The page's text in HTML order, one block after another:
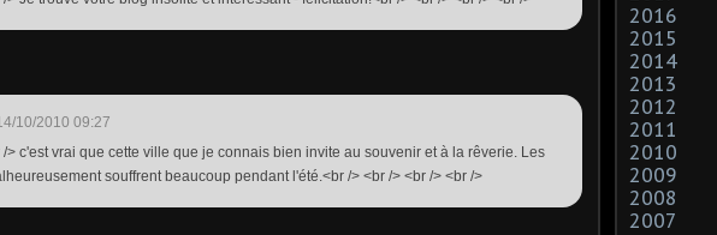
10/2010 09:27
/> c'est vrai que cette ville que je connais bien invite au souvenir et à la rêverie. Les
souffrent beaucoup pendant l'été.<br /> <br /> <br /> <br />
2016
2015
2014
2013
2012
2011
2010
2009
2008
2007